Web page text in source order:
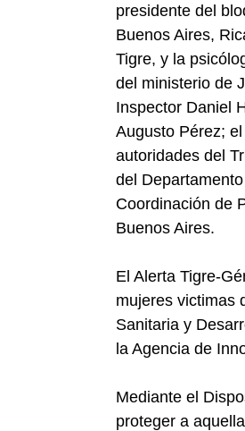
presidente del
Buenos Aires,
Tigre, y la
del ministerio de
Inspector Daniel
Augusto Pérez;
autoridades del
del
Coordinación de
Buenos Aires.
El Alerta Tigre-
mujeres victimas
Sanitaria y
la Agencia de
Mediante el
proteger a